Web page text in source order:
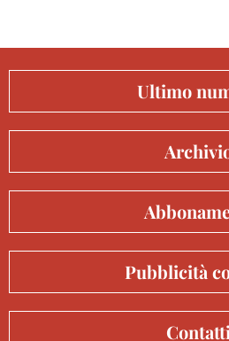
Ultimo
Pubblicità
Contatti